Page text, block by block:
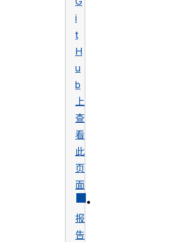
i
t
H
u
b
上
查
看
此
页
面
•
报
告